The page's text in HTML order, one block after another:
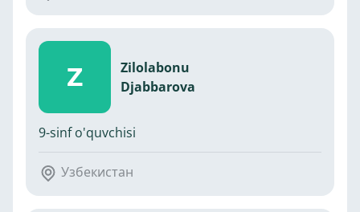
Z
Zilolabonu
Djabbarova
9-sinf o'quvchisi
Узбекистан